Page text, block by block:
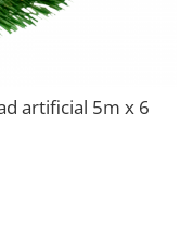
artificial 5m x 6